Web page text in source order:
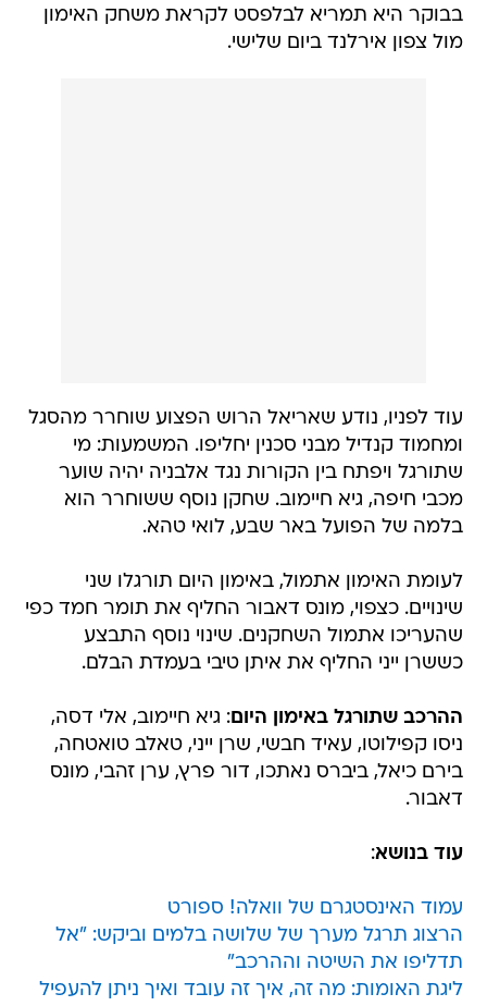
בבוקר היא תמריא לבלפסט לקראת משחק האימון
מול צפון אירלנד ביום שלישי.
עוד לפניו, נודע שאריאל הרוש הפצוע שוחרר מהסגל
ומחמוד קנדיל מבני סכנין יחליפו. המשמעות: מי
שתורגל ויפתח בין הקורות נגד אלבניה יהיה שוער
מכבי חיפה, גיא חיימוב. שחקן נוסף ששוחרר הוא
בלמה של הפועל באר שבע, לואי טהא.
לעומת האימון אתמול, באימון היום תורגלו שני
שינויים. כצפוי, מונס דאבור החליף את תומר חמד כפי
שהעריכו אתמול השחקנים. שינוי נוסף התבצע
כששרן ייני החליף את איתן טיבי בעמדת הבלם.
ההרכב שתורגל באימון היום: גיא חיימוב, אלי דסה,
ניסו קפילוטו, עאיד חבשי, שרן ייני, טאלב טואטחה,
בירם כיאל, ביברס נאתכו, דור פרץ, ערן זהבי, מונס
דאבור.
עוד בנושא:
עמוד האינסטגרם של וואלה! ספורט
הרצוג תרגל מערך של שלושה בלמים וביקש: "אל
תדליפו את השיטה וההרכב"
ליגת האומות: מה זה, איך זה עובד ואיך ניתן להעפיל